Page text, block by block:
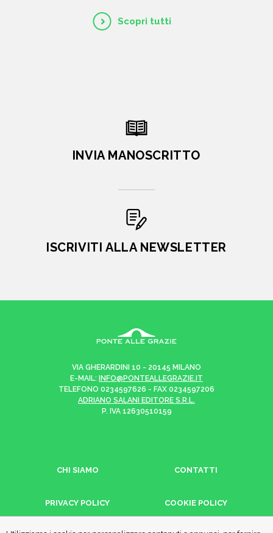
Scopri tutti
INVIA MANOSCRITTO
ISCRIVITI ALLA NEWSLETTER
VIA GHERARDINI 10 - 20145 MILANO
E-MAIL:
INFO@PONTEALLEGRAZIE.IT
TELEFONO 0234597626 - FAX 0234597206
ADRIANO SALANI EDITORE S.R.L.
P. IVA 12630510159
CHI SIAMO CONTATTI
PRIVACY POLICY COOKIE POLICY